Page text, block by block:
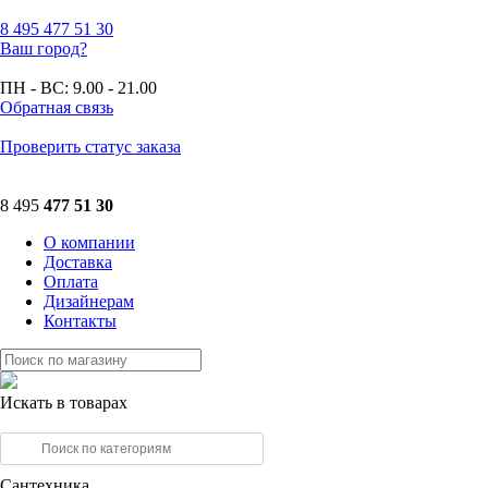
8 495 477 51 30
Ваш город?
ПН - ВС: 9.00 - 21.00
Обратная связь
Проверить статус заказа
8 495 477 51 30
О компании
Доставка
Оплата
Дизайнерам
Контакты
Искать в товарах